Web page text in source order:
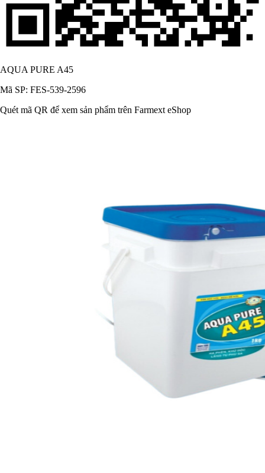
AQUA PURE A45
Mã SP: FES-539-2596
Quét mã QR để xem sản phẩm trên Farmext eShop